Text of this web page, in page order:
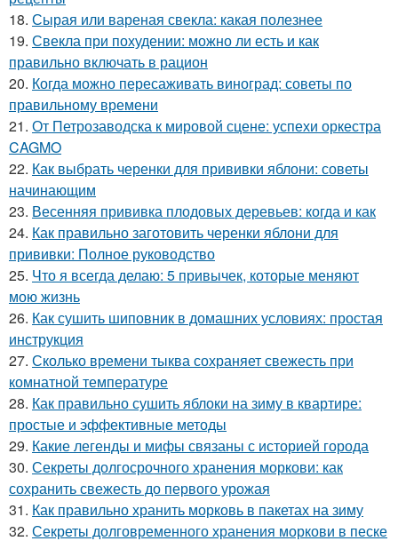
18. Сырая или вареная свекла: какая полезнее
19. Свекла при похудении: можно ли есть и как
правильно включать в рацион
20. Когда можно пересаживать виноград: советы по
правильному времени
21. От Петрозаводска к мировой сцене: успехи оркестра
CAGMO
22. Как выбрать черенки для прививки яблони: советы
начинающим
23. Весенняя прививка плодовых деревьев: когда и как
24. Как правильно заготовить черенки яблони для
прививки: Полное руководство
25. Что я всегда делаю: 5 привычек, которые меняют
мою жизнь
26. Как сушить шиповник в домашних условиях: простая
инструкция
27. Сколько времени тыква сохраняет свежесть при
комнатной температуре
28. Как правильно сушить яблоки на зиму в квартире:
простые и эффективные методы
29. Какие легенды и мифы связаны с историей города
30. Секреты долгосрочного хранения моркови: как
сохранить свежесть до первого урожая
31. Как правильно хранить морковь в пакетах на зиму
32. Секреты долговременного хранения моркови в песке